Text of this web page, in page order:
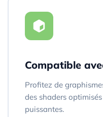
Compatible
Profitez de
des shaders
puissantes.